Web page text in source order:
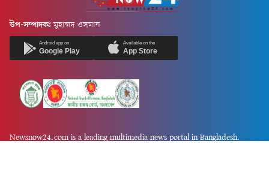
উপ-সম্পাদকঃ মুহাম্মদ ওসমান
Android app on
Google Play
Available on the
App Store
Newsnow24.com is a leading multimedia news portal in Bangladesh.